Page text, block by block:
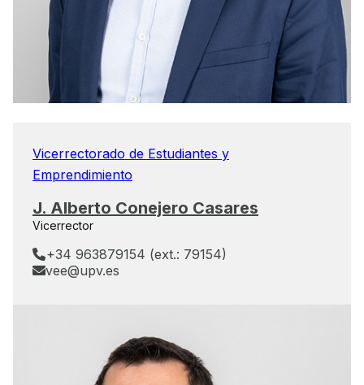
Vicerrectorado de Estudiantes y
Emprendimiento
J. Alberto Conejero Casares
Vicerrector
+34 963879154 (ext.: 79154)
vee@upv.es